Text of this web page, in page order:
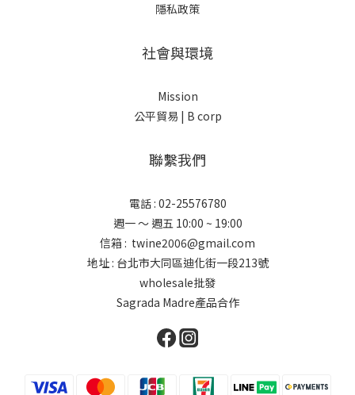
隱私政策
社會與環境
Mission
公平貿易 | B corp
聯繫我們
電話 : 02-25576780
週一 ～ 週五 10:00 ~ 19:00
信箱 : twine2006@gmail.com
地址 : 台北市大同區迪化街一段213號
wholesale批發
Sagrada Madre產品合作